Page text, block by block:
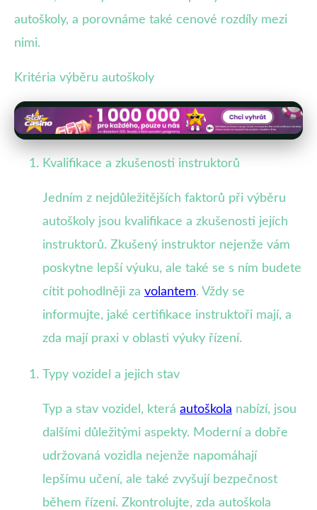
autoškoly, a porovnáme také cenové rozdíly mezi
nimi.
Kritéria výběru autoškoly
Kvalifikace a zkušenosti instruktorů
Jedním z nejdůležitějších faktorů při výběru
autoškoly jsou kvalifikace a zkušenosti jejích
instruktorů. Zkušený instruktor nejenže vám
poskytne lepší výuku, ale také se s ním budete
cítit pohodlněji za volantem. Vždy se
informujte, jaké certifikace instruktoři mají, a
zda mají praxi v oblasti výuky řízení.
Typy vozidel a jejich stav
Typ a stav vozidel, která autoškola nabízí, jsou
dalšími důležitými aspekty. Moderní a dobře
udržovaná vozidla nejenže napomáhají
lepšímu učení, ale také zvyšují bezpečnost
během řízení. Zkontrolujte, zda autoškola